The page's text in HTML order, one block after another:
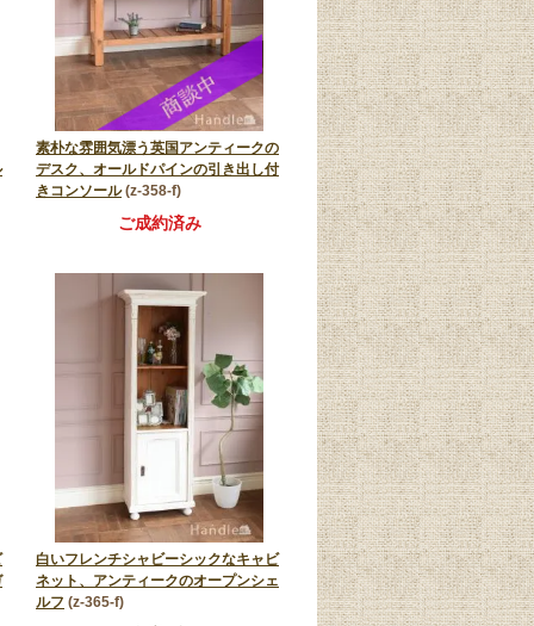
素朴な雰囲気漂う英国アンティークの
デスク、オールドパインの引き出し付
きコンソール (z-358-f)
ご成約済み
白いフレンチシャビーシックなキャビ
ネット、アンティークのオープンシェ
ルフ (z-365-f)